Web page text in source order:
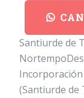
Santiurde de
(Santiurde de